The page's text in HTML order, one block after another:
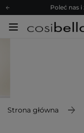
Poleć nas
Zapisz
Poleć nas
Strona główna